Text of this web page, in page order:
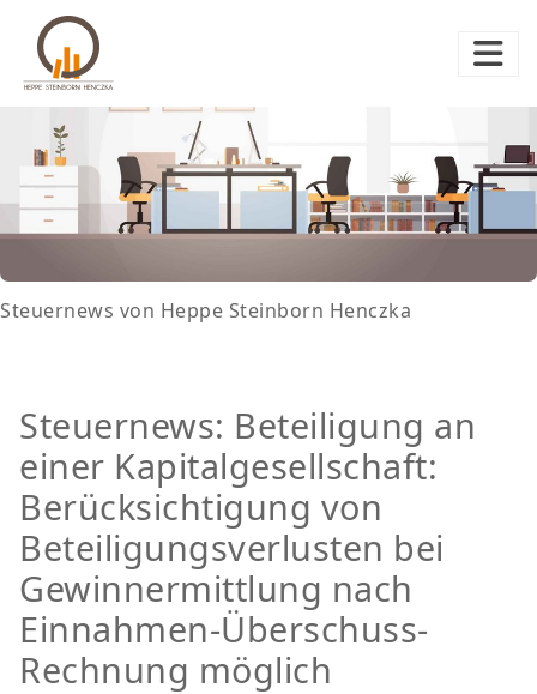
Steuernews von Heppe Steinborn Henczka
Steuernews: Beteiligung an
einer Kapitalgesellschaft:
Berücksichtigung von
Beteiligungsverlusten bei
Gewinnermittlung nach
Einnahmen-Überschuss-
Rechnung möglich